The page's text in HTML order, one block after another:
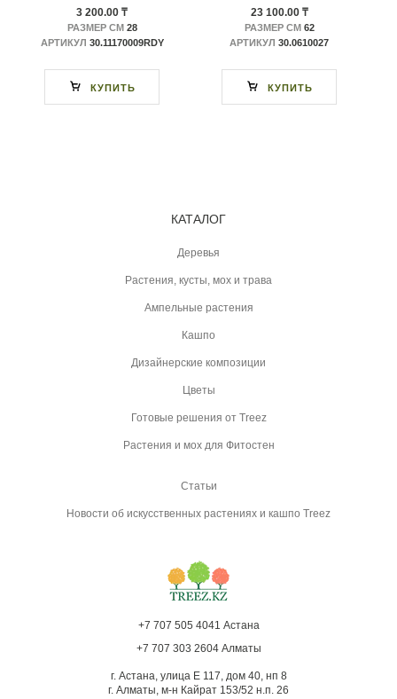
3 200.00 ₸
РАЗМЕР СМ28
АРТИКУЛ 30.11170009RDY
КУПИТЬ
23 100.00 ₸
РАЗМЕР СМ62
АРТИКУЛ 30.0610027
КУПИТЬ
КАТАЛОГ
Деревья
Растения, кусты, мох и трава
Ампельные растения
Кашпо
Дизайнерские композиции
Цветы
Готовые решения от Treez
Растения и мох для Фитостен
Статьи
Новости об искусственных растениях и кашпо Treez
+7 707 505 4041 Астана
+7 707 303 2604 Алматы
г. Астана, улица Е 117, дом 40, нп 8
г. Алматы, м-н Кайрат 153/52 н.п. 26